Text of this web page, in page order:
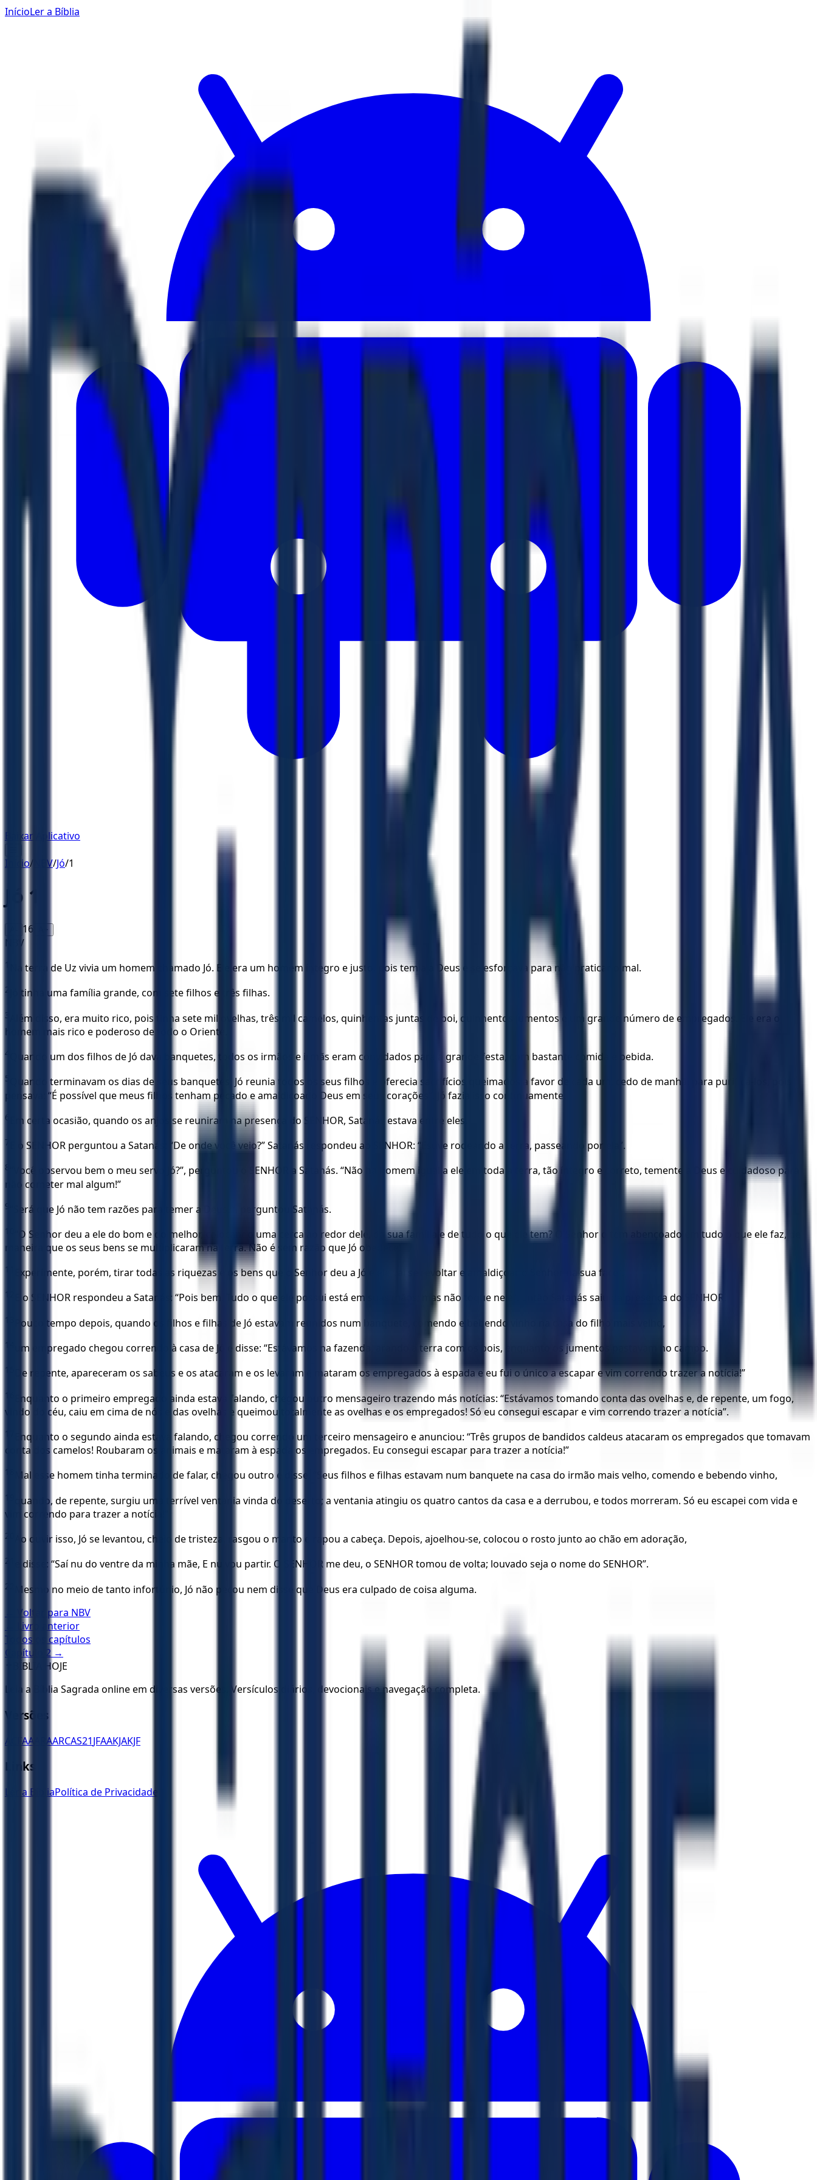
InícioLer a Bíblia
Baixar Aplicativo
Início/ NBV/Jó/1
Jó 1
16 A+
NBV
1 Na terra de Uz vivia um homem chamado Jó. Ele era um homem íntegro e justo, pois temia a Deus e se esforçava para não praticar o mal.
2 Jó tinha uma família grande, com sete filhos e três filhas.
3
Além disso, era muito rico, pois tinha sete mil ovelhas, três mil camelos, quinhentas juntas de boi, quinhentos jumentos e um grande número de empregados. Ele era o
homem mais rico e poderoso de todo o Oriente.
4 Quando um dos filhos de Jó dava banquetes, todos os irmãos e irmãs eram convidados para a grande festa, com bastante comida e bebida.
5
Quando terminavam os dias de seus banquetes, Jó reunia todos os seus filhos e oferecia sacrifícios queimados a favor de cada um, cedo de manhã, para purificá-los, pois
pensava: “É possível que meus filhos tenham pecado e amaldiçoado Deus em seus corações”. Jó fazia isso continuamente.
6 Em certa ocasião, quando os anjos se reuniram na presença do SENHOR, Satanás estava entre eles.
7 E o SENHOR perguntou a Satanás: “De onde você veio?” Satanás respondeu ao SENHOR: “Estive rodeando a terra, passeando por ela”.
8
“Você observou bem o meu servo Jó?”, perguntou o SENHOR a Satanás. “Não há homem igual a ele em toda a terra, tão íntegro e correto, temente a Deus e cuidadoso para
não cometer mal algum!”
9 “Será que Jó não tem razões para temer a Deus?”, perguntou Satanás.
10
“O Senhor deu a ele do bom e do melhor, colocando uma cerca ao redor dele, da sua família e de tudo o que ele tem? O Senhor o tem abençoado em tudo o que ele faz, de
maneira que os seus bens se multiplicaram na terra. Não é sem razão que Jó obedece!
11 Experimente, porém, tirar todas as riquezas e os bens que o Senhor deu a Jó e ele vai se revoltar e amaldiçoar o Senhor na sua face”.
12 E o SENHOR respondeu a Satanás: “Pois bem. Tudo o que ele possui está em suas mãos; mas não toque nele”. Então Satanás saiu da presença do SENHOR.
13 Pouco tempo depois, quando os filhos e filhas de Jó estavam reunidos num banquete, comendo e bebendo vinho na casa do filho mais velho,
14 um empregado chegou correndo à casa de Jó e disse: “Estávamos na fazenda, arando a terra com os bois, enquanto os jumentos pastavam no campo.
15 De repente, apareceram os sabeus e os atacaram e os levaram e mataram os empregados à espada e eu fui o único a escapar e vim correndo trazer a notícia!”
16
Enquanto o primeiro empregado ainda estava falando, chegou outro mensageiro trazendo más notícias: “Estávamos tomando conta das ovelhas e, de repente, um fogo,
vindo do céu, caiu em cima de nós e das ovelhas e queimou totalmente as ovelhas e os empregados! Só eu consegui escapar e vim correndo trazer a notícia”.
17
Enquanto o segundo ainda estava falando, chegou correndo um terceiro mensageiro e anunciou: “Três grupos de bandidos caldeus atacaram os empregados que tomavam
conta dos camelos! Roubaram os animais e mataram à espada os empregados. Eu consegui escapar para trazer a notícia!”
18 Mal esse homem tinha terminado de falar, chegou outro e disse: “Seus filhos e filhas estavam num banquete na casa do irmão mais velho, comendo e bebendo vinho,
19
quando, de repente, surgiu uma terrível ventania vinda do deserto; a ventania atingiu os quatro cantos da casa e a derrubou, e todos morreram. Só eu escapei com vida e
vim correndo para trazer a notícia!”
20 Ao ouvir isso, Jó se levantou, cheio de tristeza, rasgou o manto e rapou a cabeça. Depois, ajoelhou-se, colocou o rosto junto ao chão em adoração,
21 e disse: “Saí nu do ventre da minha mãe, E nu vou partir. O SENHOR me deu, o SENHOR tomou de volta; louvado seja o nome do SENHOR”.
22
Mesmo no meio de tanto infortúnio, Jó não pecou nem disse que Deus era culpado de coisa alguma.
← Voltar para NBV
← Livro anterior
Todos os capítulos
Capítulo
2 →
BÍBLIA HOJE
Leia a Bíblia Sagrada online em diversas versões. Versículos diários, devocionais e navegação completa.
Versões
ACFAA ARAARCAS21JFAAKJAKJF
Links
Ler a BíbliaPolítica de Privacidade